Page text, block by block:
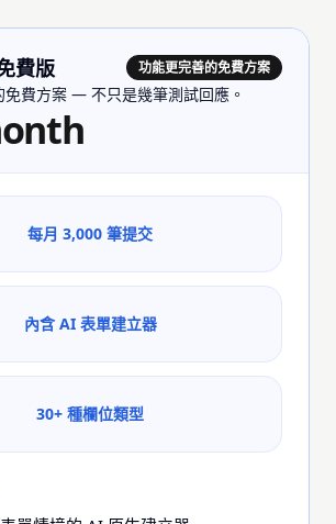
費版 功能更完善的免費方案
免費方案 — 不只是幾筆測試回應。
每月 3,000 筆提交
內含 AI 表單建立器
30+ 種欄位類型